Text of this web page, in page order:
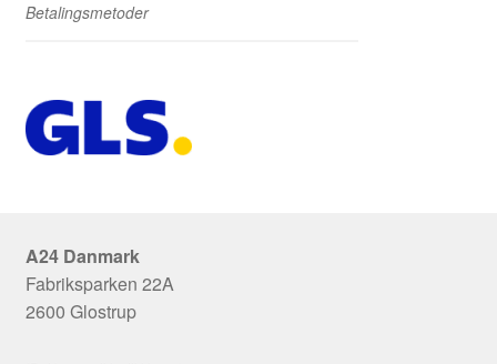
Betalingsmetoder
A24 Danmark
Fabriksparken 22A
2600 Glostrup